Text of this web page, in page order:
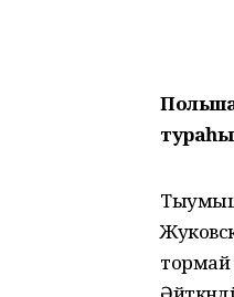
тормай